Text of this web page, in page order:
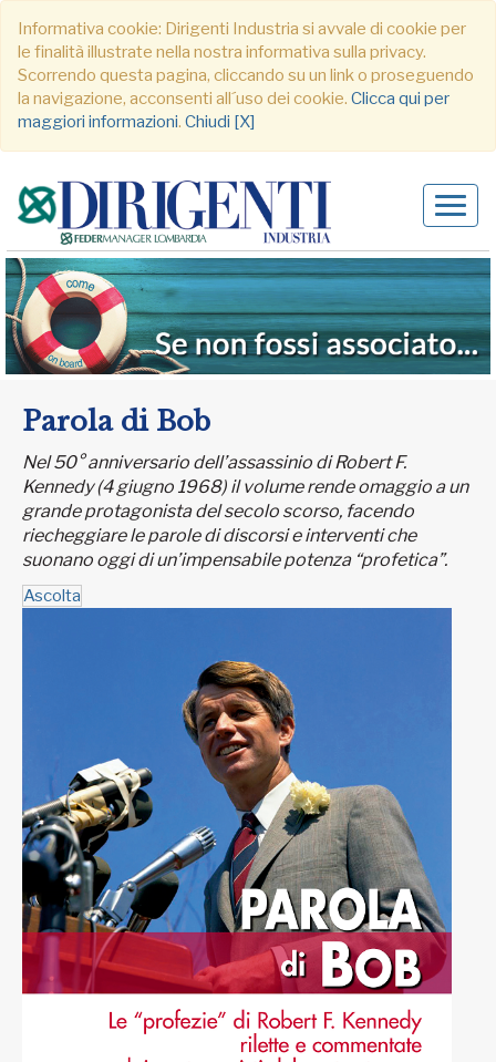
Informativa cookie: Dirigenti Industria si avvale di cookie per
le finalità illustrate nella nostra informativa sulla privacy.
Scorrendo questa pagina, cliccando su un link o proseguendo
la navigazione, acconsenti all´uso dei cookie. Clicca qui per
maggiori informazioni. Chiudi [X]
Parola di Bob
Nel 50° anniversario dell’assassinio di Robert F.
Kennedy (4 giugno 1968) il volume rende omaggio a un
grande protagonista del secolo scorso, facendo
riecheggiare le parole di discorsi e interventi che
suonano oggi di un’impensabile potenza “profetica”.
Ascolta